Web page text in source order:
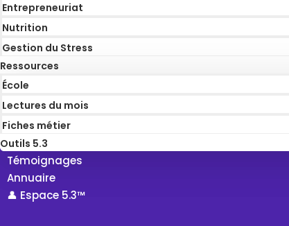
Entrepreneuriat
Nutrition
Gestion du Stress
Ressources
École
Lectures du mois
Fiches métier
Outils 5.3
Témoignages
Annuaire
👤 Espace 5.3™